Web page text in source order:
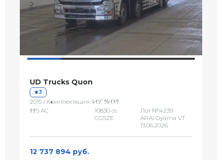
UD Trucks Quon
3
2015 г.Комплектация: ﾚｲｿﾞｳﾚｲﾄｳ
ﾄｸS AC
10830 сс
CG5ZE
Лот №4239
ARAI Oyama VT
13.06.2026
12 737 894 руб.